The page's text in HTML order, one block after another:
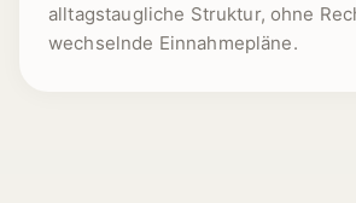
alltagstaugliche Struktur, ohne
wechselnde Einnahmepläne.